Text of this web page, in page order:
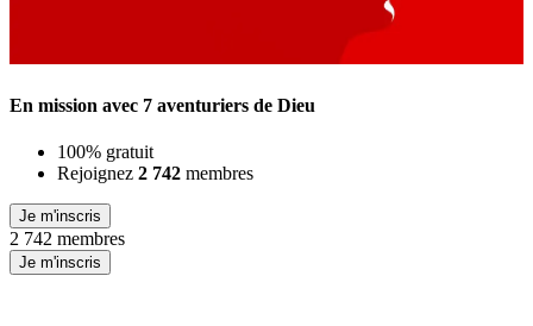
En mission avec 7 aventuriers de Dieu
100% gratuit
Rejoignez 2 742 membres
Je m'inscris
2 742 membres
Je m'inscris